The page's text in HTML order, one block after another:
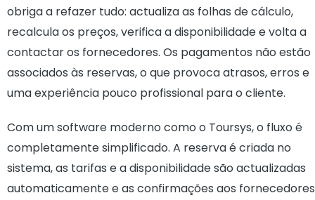
obriga a refazer tudo: actualiza as folhas de cálculo,
recalcula os preços, verifica a disponibilidade e volta a
contactar os fornecedores. Os pagamentos não estão
associados às reservas, o que provoca atrasos, erros e
uma experiência pouco profissional para o cliente.
Com um software moderno como o Toursys, o fluxo é
completamente simplificado. A reserva é criada no
sistema, as tarifas e a disponibilidade são actualizadas
automaticamente e as confirmações aos fornecedores